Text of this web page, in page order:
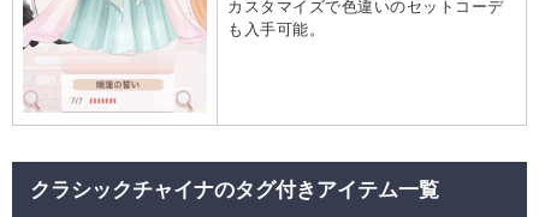
カスタマイズで色違いのセットコーデ
も入手可能。
クラシックチャイナのタグ付きアイテム一覧